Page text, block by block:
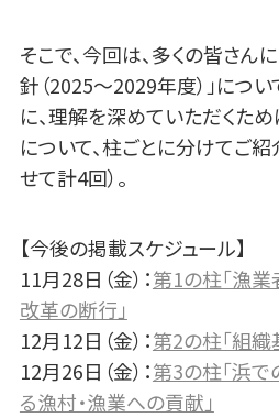
そこで、今回は、多くの皆さん
針（2025～2029年度）」につ
に、理解を深めていただくた
について、柱ごとに分けてご
せて計4回）。
【今後の掲載スケジュール】
11月28日（金）：第1の柱「漁
改革の断行」
12月12日（金）：第2の柱「組織
12月26日（金）：第3の柱「浜
る漁村・漁業への貢献」